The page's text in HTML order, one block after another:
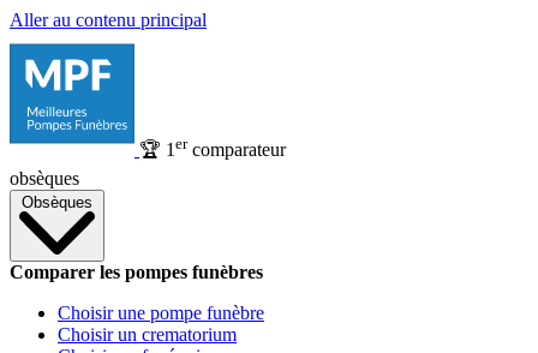
Aller au contenu principal
🏆 1 ercomparateur
obsèques
Obsèques
Comparer les pompes funèbres
Choisir une pompe funèbre
Choisir un crematorium